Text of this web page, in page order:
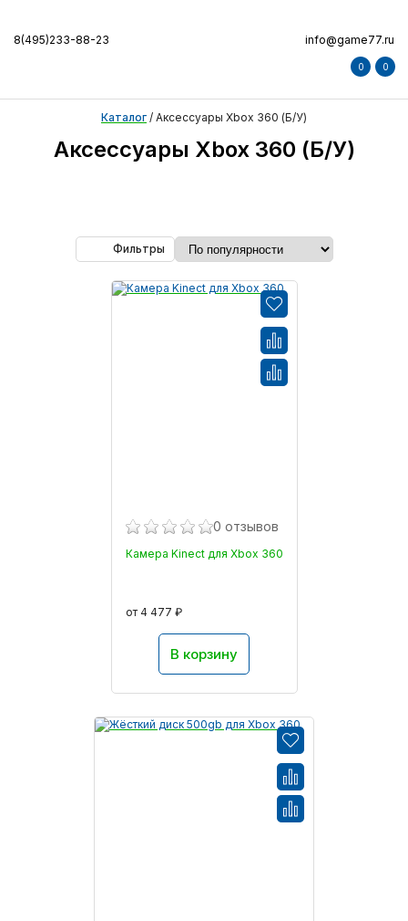
8(495)233-88-23 info@game77.ru
0 0
Каталог / Аксессуары Xbox 360 (Б/У)
Аксессуары Xbox 360 (Б/У)
Фильтры
0 отзывов
Камера Kinect для Xbox 360
от 4 477 ₽
В корзину